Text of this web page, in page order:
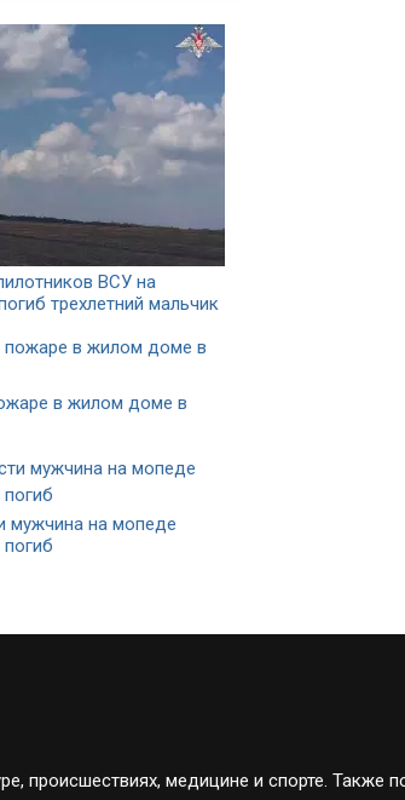
ВСУ на
трехлетний мальчик
в жилом доме в
мужчина на мопеде
происшествиях, медицине и спорте. Также